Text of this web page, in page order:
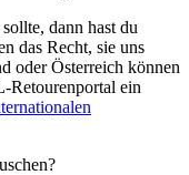
dann hast du
das Recht, sie uns
oder Österreich können
Retourenportal ein